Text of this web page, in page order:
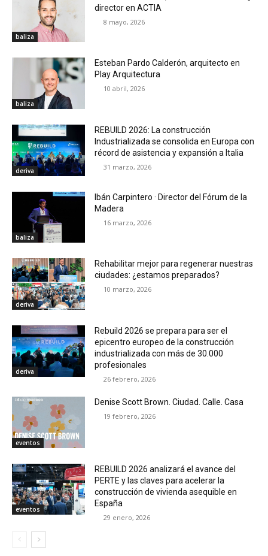
baliza
director en ACTIA
8 mayo, 2026
baliza
Esteban Pardo Calderón, arquitecto en
Play Arquitectura
10 abril, 2026
deriva
REBUILD 2026: La construcción
Industrializada se consolida en Europa con
récord de asistencia y expansión a Italia
31 marzo, 2026
baliza
Ibán Carpintero · Director del Fórum de la
Madera
16 marzo, 2026
deriva
Rehabilitar mejor para regenerar nuestras
ciudades: ¿estamos preparados?
10 marzo, 2026
deriva
Rebuild 2026 se prepara para ser el
epicentro europeo de la construcción
industrializada con más de 30.000
profesionales
26 febrero, 2026
eventos
Denise Scott Brown. Ciudad. Calle. Casa
19 febrero, 2026
eventos
REBUILD 2026 analizará el avance del
PERTE y las claves para acelerar la
construcción de vivienda asequible en
España
29 enero, 2026